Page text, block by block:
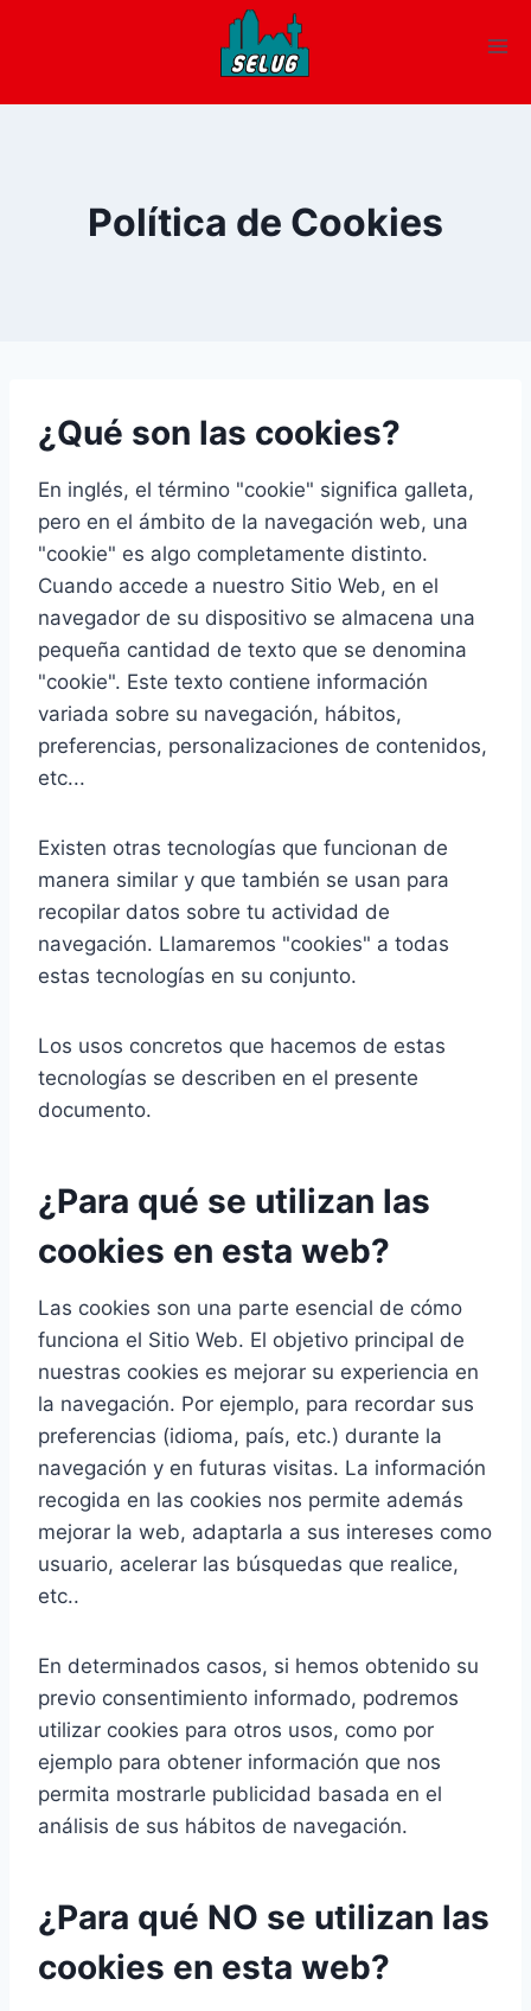
Política de Cookies
¿Qué son las cookies?
En inglés, el término "cookie" significa galleta,
pero en el ámbito de la navegación web, una
"cookie" es algo completamente distinto.
Cuando accede a nuestro Sitio Web, en el
navegador de su dispositivo se almacena una
pequeña cantidad de texto que se denomina
"cookie". Este texto contiene información
variada sobre su navegación, hábitos,
preferencias, personalizaciones de contenidos,
etc...
Existen otras tecnologías que funcionan de
manera similar y que también se usan para
recopilar datos sobre tu actividad de
navegación. Llamaremos "cookies" a todas
estas tecnologías en su conjunto.
Los usos concretos que hacemos de estas
tecnologías se describen en el presente
documento.
¿Para qué se utilizan las
cookies en esta web?
Las cookies son una parte esencial de cómo
funciona el Sitio Web. El objetivo principal de
nuestras cookies es mejorar su experiencia en
la navegación. Por ejemplo, para recordar sus
preferencias (idioma, país, etc.) durante la
navegación y en futuras visitas. La información
recogida en las cookies nos permite además
mejorar la web, adaptarla a sus intereses como
usuario, acelerar las búsquedas que realice,
etc..
En determinados casos, si hemos obtenido su
previo consentimiento informado, podremos
utilizar cookies para otros usos, como por
ejemplo para obtener información que nos
permita mostrarle publicidad basada en el
análisis de sus hábitos de navegación.
¿Para qué NO se utilizan las
cookies en esta web?